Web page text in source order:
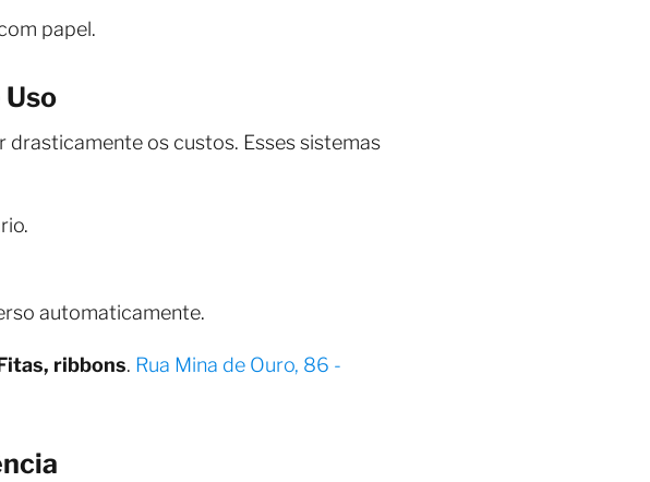
papel.
drasticamente os custos. Esses sistemas
automaticamente.
ribbons. Rua Mina de Ouro, 86 -